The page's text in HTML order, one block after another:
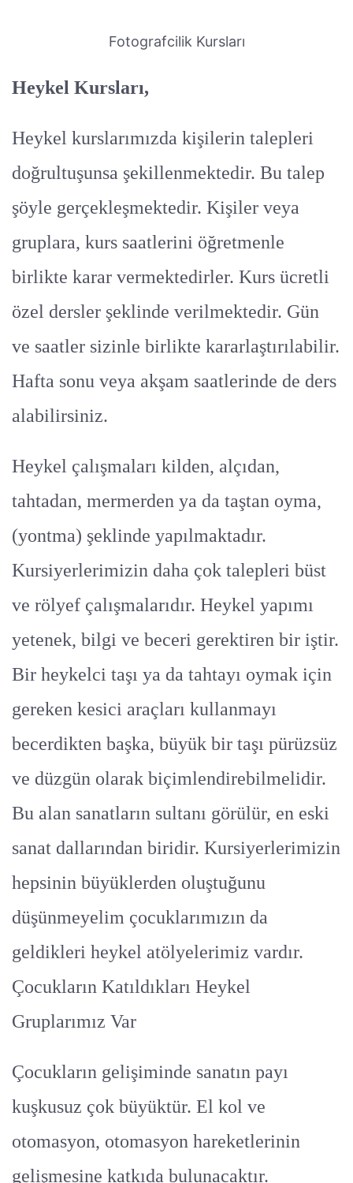
Fotografcilik Kursları
Heykel Kursları,
Heykel kurslarımızda kişilerin talepleri
doğrultuşunsa şekillenmektedir. Bu talep
şöyle gerçekleşmektedir. Kişiler veya
gruplara, kurs saatlerini öğretmenle
birlikte karar vermektedirler. Kurs ücretli
özel dersler şeklinde verilmektedir. Gün
ve saatler sizinle birlikte kararlaştırılabilir.
Hafta sonu veya akşam saatlerinde de ders
alabilirsiniz.
Heykel çalışmaları kilden, alçıdan,
tahtadan, mermerden ya da taştan oyma,
(yontma) şeklinde yapılmaktadır.
Kursiyerlerimizin daha çok talepleri büst
ve rölyef çalışmalarıdır. Heykel yapımı
yetenek, bilgi ve beceri gerektiren bir iştir.
Bir heykelci taşı ya da tahtayı oymak için
gereken kesici araçları kullanmayı
becerdikten başka, büyük bir taşı pürüzsüz
ve düzgün olarak biçimlendirebilmelidir.
Bu alan sanatların sultanı görülür, en eski
sanat dallarından biridir. Kursiyerlerimizin
hepsinin büyüklerden oluştuğunu
düşünmeyelim çocuklarımızın da
geldikleri heykel atölyelerimiz vardır.
Çocukların Katıldıkları Heykel
Gruplarımız Var
Çocukların gelişiminde sanatın payı
kuşkusuz çok büyüktür. El kol ve
otomasyon, otomasyon hareketlerinin
gelişmesine katkıda bulunacaktır.